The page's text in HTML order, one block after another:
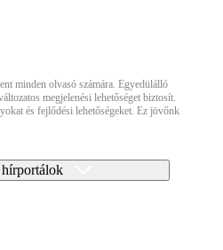
minden olvasó számára. Egyedülálló
megjelenési lehetőséget biztosít.
és fejlődési lehetőségeket. Ez jövőnk